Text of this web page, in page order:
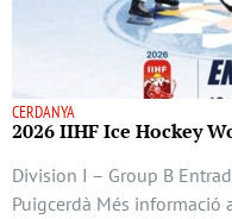
CERDANYA
2026 IIHF Ice Hockey
Division I – Group B
Puigcerdà Més informació